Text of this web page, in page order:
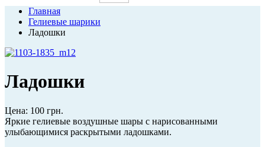
Главная
Гелиевые шарики
Ладошки
Ладошки
Цена: 100 грн.
Яркие гелиевые воздушные шары с нарисованными
улыбающимися раскрытыми ладошками.